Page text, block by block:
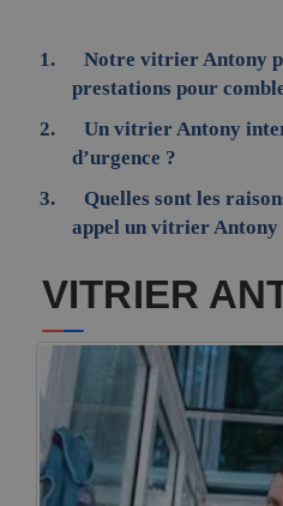
Notre vitrier Antony
prestations pour
Un vitrier Antony
d’urgence ?
Quelles sont les
appel un vitrier Antony
VITRIER